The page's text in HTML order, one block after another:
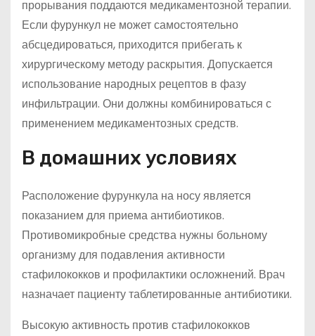
прорывания поддаются медикаментозной терапии.
Если фурункул не может самостоятельно
абсцедироваться, приходится прибегать к
хирургическому методу раскрытия. Допускается
использование народных рецептов в фазу
инфильтрации. Они должны комбинироваться с
применением медикаментозных средств.
В домашних условиях
Расположение фурункула на носу является
показанием для приема антибиотиков.
Противомикробные средства нужны больному
организму для подавления активности
стафилококков и профилактики осложнений. Врач
назначает пациенту таблетированные антибиотики.
Высокую активность против стафилококков